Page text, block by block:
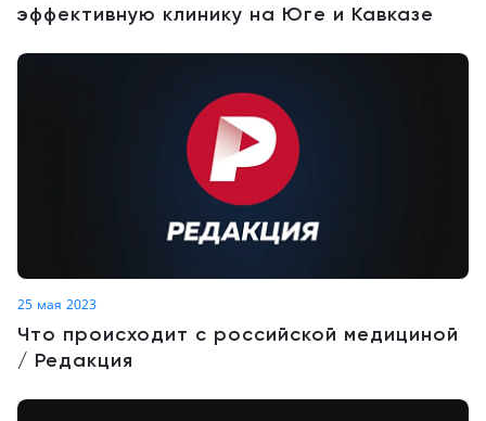
эффективную клинику на Юге и Кавказе
25 мая 2023
Что происходит с российской медициной
/ Редакция